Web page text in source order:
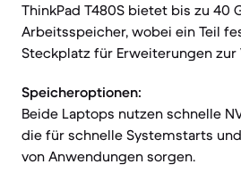
ThinkPad T480S bietet bis zu 40
Arbeitsspeicher, wobei ein Teil
Steckplatz für Erweiterungen
Speicheroptionen:
Beide Laptops nutzen schnelle
die für schnelle Systemstarts
von Anwendungen sorgen.